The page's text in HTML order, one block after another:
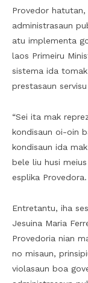
Provedor
administrasaun
atu implementa
laos Primeiru
sistema ida
prestasaun
“Sei ita mak
kondisaun oi-oin
kondisaun ida
bele liu husi
esplika Provedora.
Entretantu, iha
Jesuina Maria
Provedoria nian
no misaun,
violasaun boa